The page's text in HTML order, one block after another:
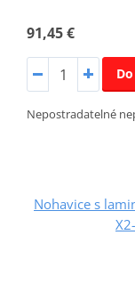
91,45 €
Nepostradatelné
Nohavice s